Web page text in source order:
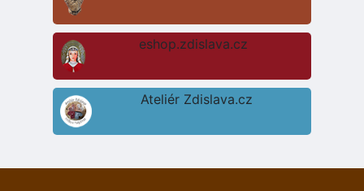
eshop.zdislava.cz
Ateliér Zdislava.cz